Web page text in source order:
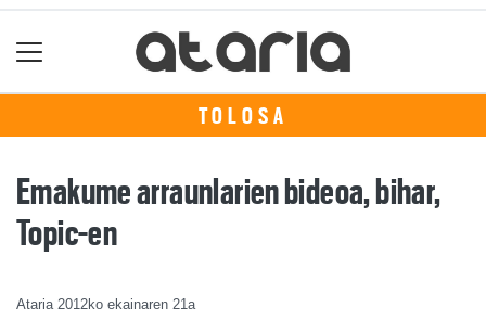
TOLOSA
Emakume arraunlarien bideoa, bihar,
Topic-en
Ataria 2012ko ekainaren 21a